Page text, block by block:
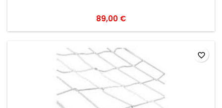
89,00 €
favorite_border